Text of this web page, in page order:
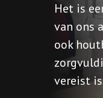
Het is
van ons
ook
vereist